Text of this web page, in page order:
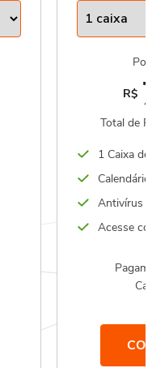
R$
Total de
1 Caixa
Antivírus
Acesse